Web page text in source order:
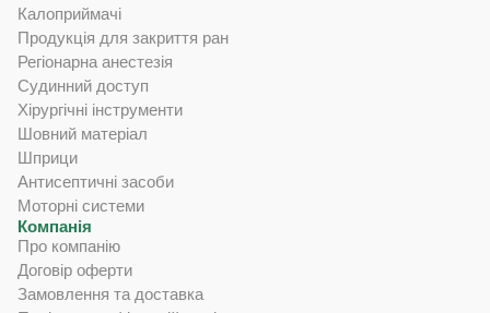
Калоприймачі
Продукція для закриття ран
Регіонарна анестезія
Судинний доступ
Хірургічні інструменти
Шовний матеріал
Шприци
Антисептичні засоби
Моторні системи
Компанія
Про компанію
Договір оферти
Замовлення та доставка